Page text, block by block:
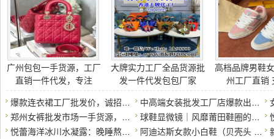
广州包包一手货源，工厂
直销一件代发，专注
大牌实力工厂全品货源批
发一件代发包包厂家
高档品牌男鞋
州工厂直销